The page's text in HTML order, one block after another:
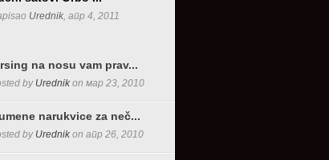
Urednik, апр 4, 2011
na nosu vam prav...
by Urednik on мар 23, 2010
narukvice za neč...
by Urednik on апр 26, 2010